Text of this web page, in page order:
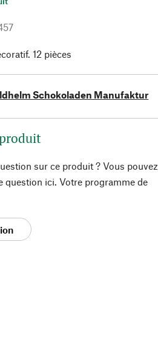
12 pièces
Schokoladen Manufaktur
sur ce produit ? Vous pouvez
question ici. Votre programme de